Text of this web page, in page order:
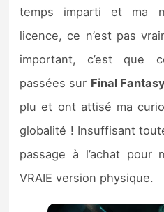
temps imparti et ma
licence, ce n’est pas
important, c’est que
passées sur Final
plu et ont attisé ma
globalité ! Insuffisant
passage à l’achat pour
VRAIE version physique.